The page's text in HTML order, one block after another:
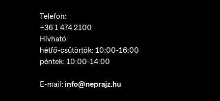
Telefon:
+36 1 474 2100
Hívható:
hétfő-csütörtök: 10:00-16:00
péntek: 10:00-14:00
E-mail: info@neprajz.hu